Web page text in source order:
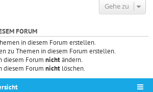
Gehe zu
FORUM
in diesem Forum erstellen.
zu Themen in diesem Forum erstellen.
diesem Forum nichtändern.
diesem Forum nicht löschen.